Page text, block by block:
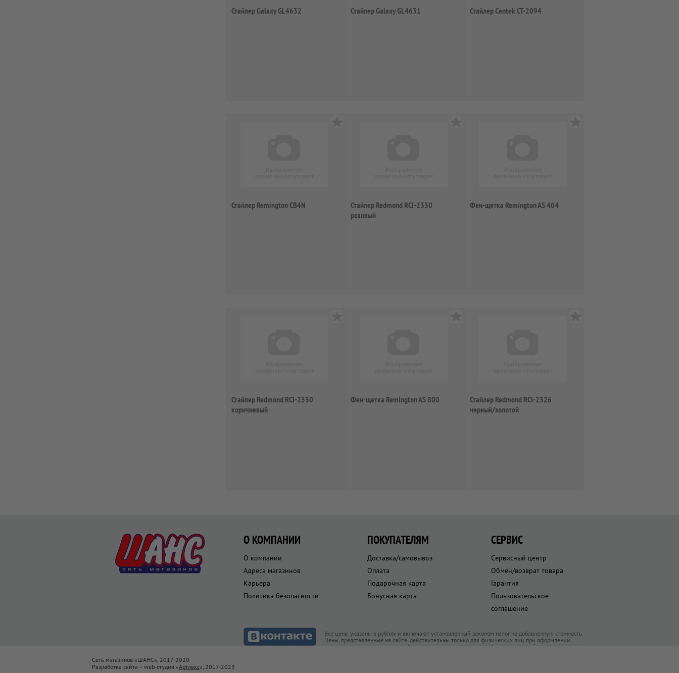
Стайлер Galaxy GL4632 Стайлер Galaxy GL4631 Стайлер Centek CT-2094
Стайлер Remington CB4N
Стайлер Redmond RCI-2330
розовый
Фен-щетка Remington AS 404
Стайлер Redmond RCI-2330
коричневый
Фен-щетка Remington AS 800
Стайлер Redmond RCI-2326
черный/золотой
О КОМПАНИИ
О компании
Адреса магазинов
Карьера
Политика безопасности
ПОКУПАТЕЛЯМ
Доставка/самовывоз
Оплата
Подарочная карта
Бонусная карта
СЕРВИС
Сервисный центр
Обмен/возврат товара
Гарантия
Пользовательское
соглашение
Все цены указаны в рублях и включают установленный законом налог на добавленную стоимость.
Цены, представленные на сайте, действительны только для физических лиц при оформлении
покупки через кассу магазина. Количество товара ограничено. Предложения действительны, пока
Сеть магазинов «ШАНС», 2017-2020
Разработка сайта – web-студия «Артлекс», 2017-2023